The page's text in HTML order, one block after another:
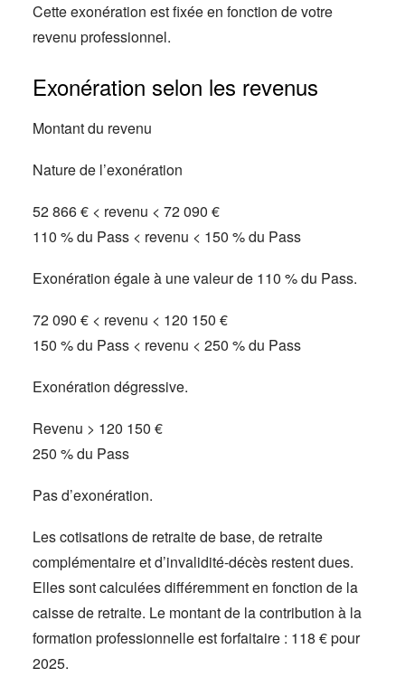
Cette exonération est fixée en fonction de votre
revenu professionnel.
Exonération selon les revenus
Montant du revenu
Nature de l’exonération
52 866 € < revenu < 72 090 €
110 % du Pass < revenu < 150 % du Pass
Exonération égale à une valeur de 110 % du Pass.
72 090 € < revenu < 120 150 €
150 % du Pass < revenu < 250 % du Pass
Exonération dégressive.
Revenu > 120 150 €
250 % du Pass
Pas d’exonération.
Les cotisations de retraite de base, de retraite
complémentaire et d’invalidité-décès restent dues.
Elles sont calculées différemment en fonction de la
caisse de retraite. Le montant de la contribution à la
formation professionnelle est forfaitaire : 118 € pour
2025.